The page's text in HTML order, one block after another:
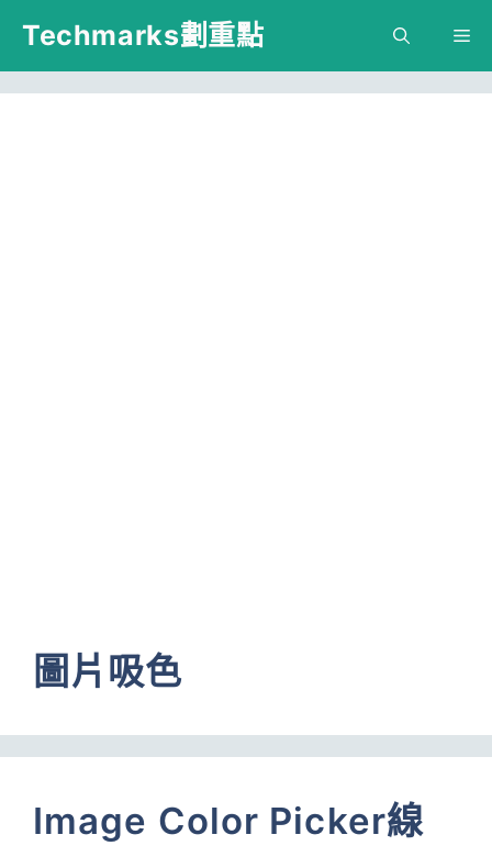
跳
主
Techmarks劃重點
圖片吸色
Image Color Picker線